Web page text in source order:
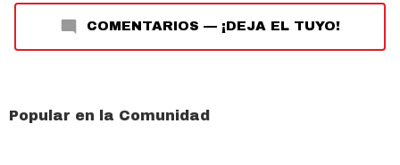
COMENTARIOS — ¡DEJA EL TUYO!
Popular en la Comunidad